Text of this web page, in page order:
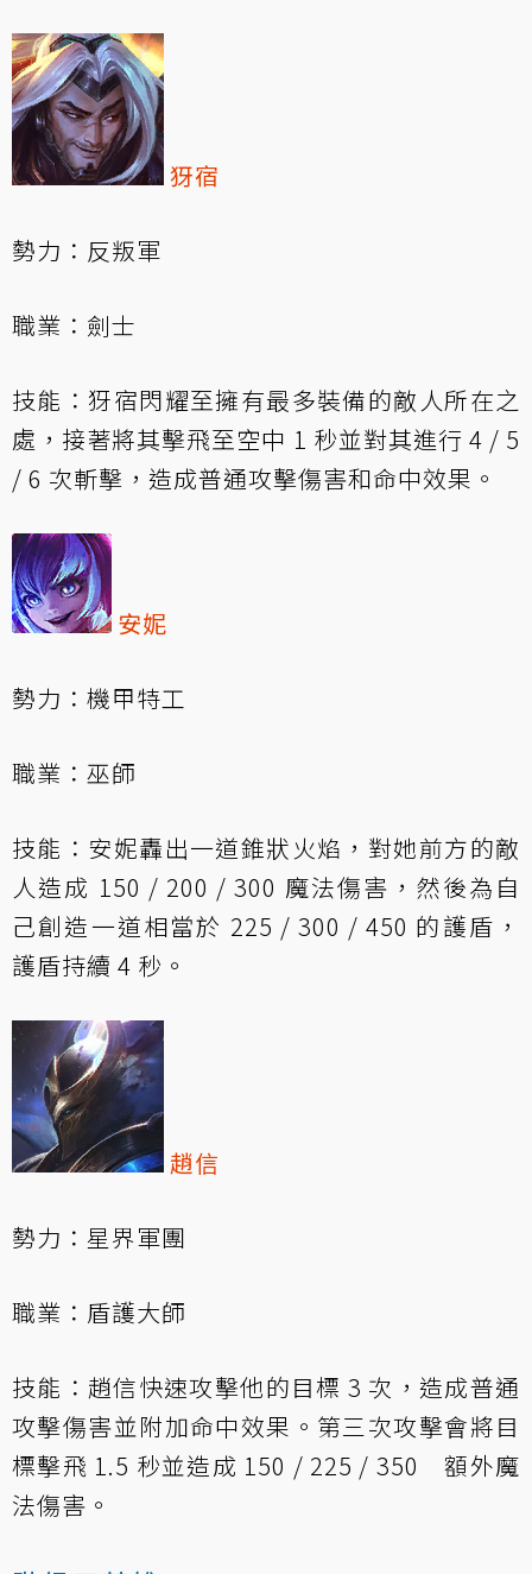
犽宿
勢力：反叛軍
職業：劍士
技能：犽宿閃耀至擁有最多裝備的敵人所在之
處，接著將其擊飛至空中 1 秒並對其進行 4 / 5
/ 6 次斬擊，造成普通攻擊傷害和命中效果。
安妮
勢力：機甲特工
職業：巫師
技能：安妮轟出一道錐狀火焰，對她前方的敵
人造成 150 / 200 / 300 魔法傷害，然後為自
己創造一道相當於 225 / 300 / 450 的護盾，
護盾持續 4 秒。
趙信
勢力：星界軍團
職業：盾護大師
技能：趙信快速攻擊他的目標 3 次，造成普通
攻擊傷害並附加命中效果。第三次攻擊會將目
標擊飛 1.5 秒並造成 150 / 225 / 350 額外魔
法傷害。